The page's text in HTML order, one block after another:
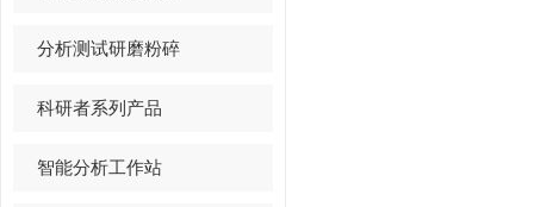
分析测试研磨粉碎
科研者系列产品
智能分析工作站